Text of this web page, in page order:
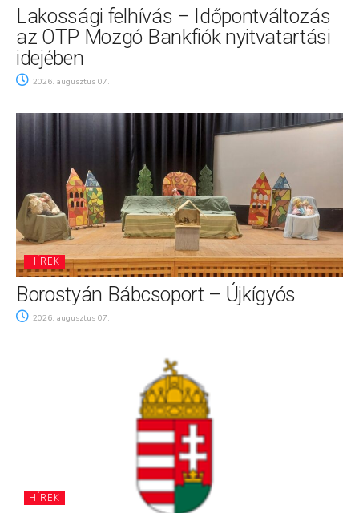
Lakossági felhívás – Időpontváltozás
az OTP Mozgó Bankfiók nyitvatartási
idejében
2026. augusztus 07.
HÍREK
Borostyán Bábcsoport – Újkígyós
2026. augusztus 07.
HÍREK